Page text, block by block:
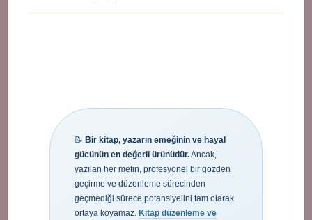
📝Bir kitap, yazarın emeğinin ve hayal
gücünün en değerli ürünüdür.Ancak,
yazılan her metin, profesyonel bir gözden
geçirme ve düzenleme sürecinden
geçmediği sürece potansiyelini tam olarak
ortaya koyamaz.Kitap düzenleme ve